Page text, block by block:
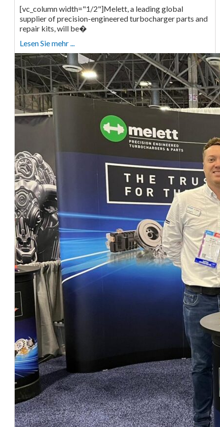
[vc_column width="1/2"]Melett, a leading global
supplier of precision-engineered turbocharger parts and
repair kits, will be�
Lesen Sie mehr ...